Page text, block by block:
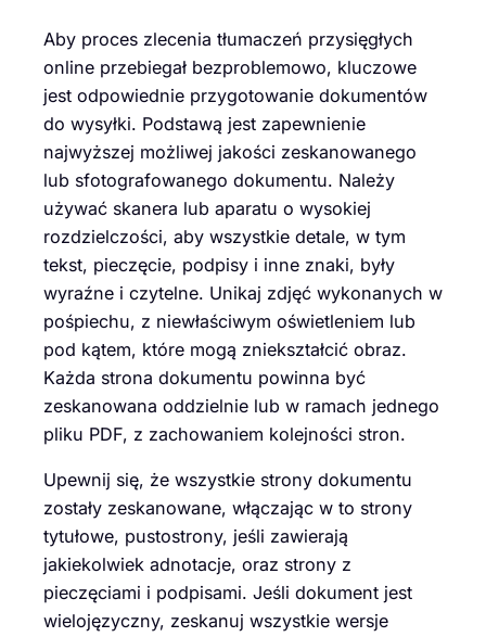
Aby proces zlecenia tłumaczeń przysięgłych
online przebiegał bezproblemowo, kluczowe
jest odpowiednie przygotowanie dokumentów
do wysyłki. Podstawą jest zapewnienie
najwyższej możliwej jakości zeskanowanego
lub sfotografowanego dokumentu. Należy
używać skanera lub aparatu o wysokiej
rozdzielczości, aby wszystkie detale, w tym
tekst, pieczęcie, podpisy i inne znaki, były
wyraźne i czytelne. Unikaj zdjęć wykonanych w
pośpiechu, z niewłaściwym oświetleniem lub
pod kątem, które mogą zniekształcić obraz.
Każda strona dokumentu powinna być
zeskanowana oddzielnie lub w ramach jednego
pliku PDF, z zachowaniem kolejności stron.
Upewnij się, że wszystkie strony dokumentu
zostały zeskanowane, włączając w to strony
tytułowe, pustostrony, jeśli zawierają
jakiekolwiek adnotacje, oraz strony z
pieczęciami i podpisami. Jeśli dokument jest
wielojęzyczny, zeskanuj wszystkie wersje